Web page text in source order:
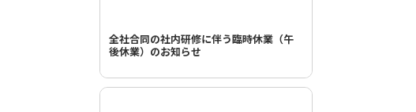
全社合同の社内研修に伴う臨時休業（午
後休業）のお知らせ